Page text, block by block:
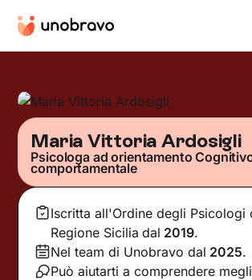
Maria Vittoria Ardosigli
Psicologa ad orientamento
comportamentale
Iscritta all'Ordine degli Psicologi
Regione Sicilia dal 2019.
Nel team di Unobravo dal 2025.
Può aiutarti a comprendere